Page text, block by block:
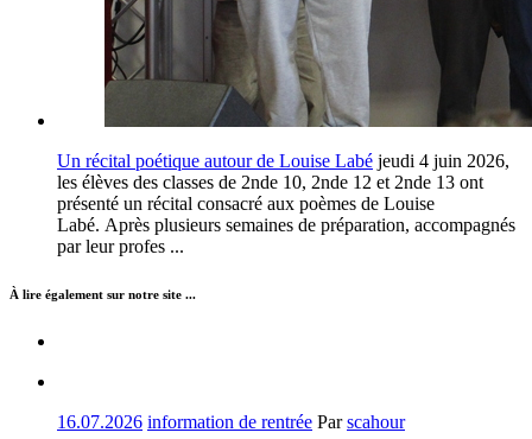
Un récital poétique autour de Louise Labé jeudi 4 juin 2026,
les élèves des classes de 2nde 10, 2nde 12 et 2nde 13 ont
présenté un récital consacré aux poèmes de Louise
Labé. Après plusieurs semaines de préparation, accompagnés
par leur profes ...
À lire également sur notre site ...
16.07.2026 information de rentrée Parscahour